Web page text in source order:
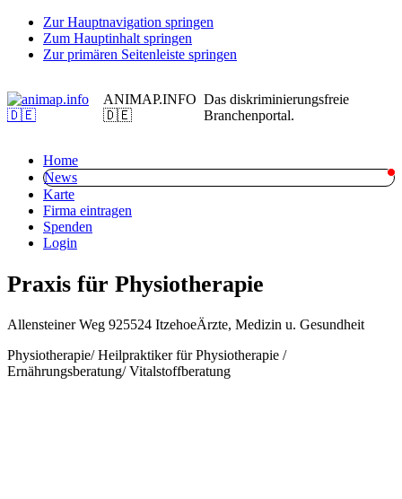
Zur Hauptnavigation springen
Zum Hauptinhalt springen
Zur primären Seitenleiste springen
ANIMAP.INFO
🇩🇪
Das diskriminierungsfreie
Branchenportal.
Home
News
Karte
Firma eintragen
Spenden
Login
Praxis für Physiotherapie
Allensteiner Weg 925524 ItzehoeÄrzte, Medizin u. Gesundheit
Physiotherapie/ Heilpraktiker für Physiotherapie /
Ernährungsberatung/ Vitalstoffberatung